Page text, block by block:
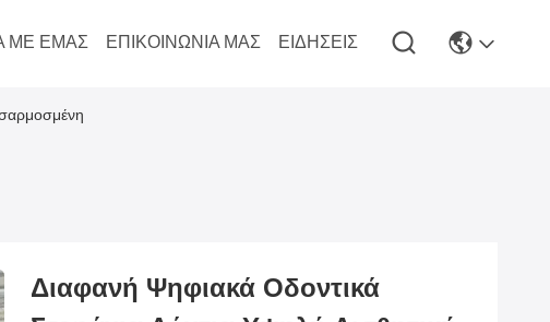
ΜΕ ΕΜΆΣ ΕΠΙΚΟΙΝΩΝΊΑ ΜΑΣ ΕΙΔΉΣΕΙΣ
Διαφανή Ψηφιακά Οδοντικά